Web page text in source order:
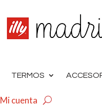
TERMOS
Mi cuenta